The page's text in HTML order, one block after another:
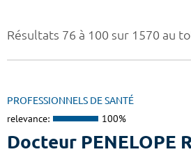
Résultats 76 à 100 sur 1570 au
PROFESSIONNELS DE SANTÉ
relevance: 100%
Docteur PENELOPE